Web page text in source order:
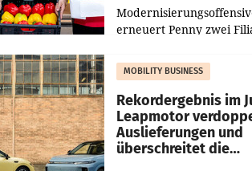
erneuert Penny zwei
Die beiden Standorte
Haag sowie im rund
MOBILITY BUSINESS
Rekordergebnis im
Leapmotor
Auslieferungen und
überschreitet die